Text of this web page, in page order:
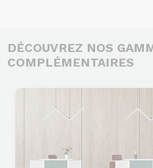
DÉCOUVREZ NOS
COMPLÉMENTAIRES